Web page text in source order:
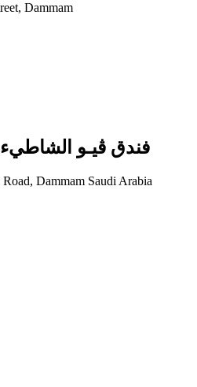
Dammam
Beach View Hotel فندق ڤيـو الشاطيء
Dammam Saudi Arabia